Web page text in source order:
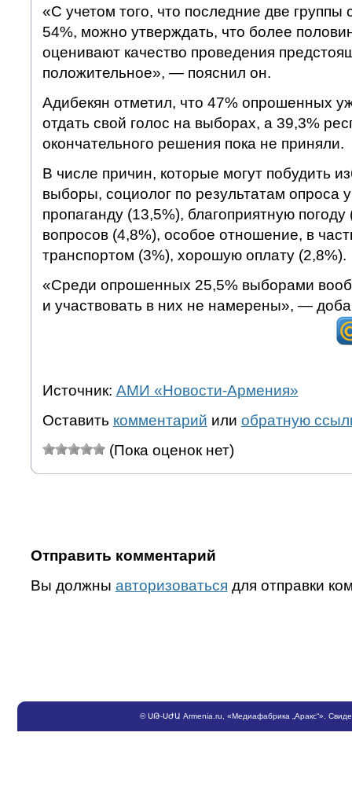
«С учетом того, что последние две группы
54%, можно утверждать, что более
оценивают качество проведения
положительное», — пояснил он.
Адибекян отметил, что 47% опрошенных
отдать свой голос на выборах, а 39,3%
окончательного решения пока не приняли.
В числе причин, которые могут побудить
выборы, социолог по результатам опроса
пропаганду (13,5%), благоприятную
вопросов (4,8%), особое отношение, в
транспортом (3%), хорошую оплату (2,8%).
«Среди опрошенных 25,5% выборами
и участвовать в них не намерены», —
Источник: АМИ «Новости-Армения»
Оставить комментарий или обратную
(Пока оценок нет)
Отправить комментарий
Вы должны авторизоваться для отправки
©ՍԹ-ՍԺԱ Armenia.ru , «Медиафабрика „Аракс“».